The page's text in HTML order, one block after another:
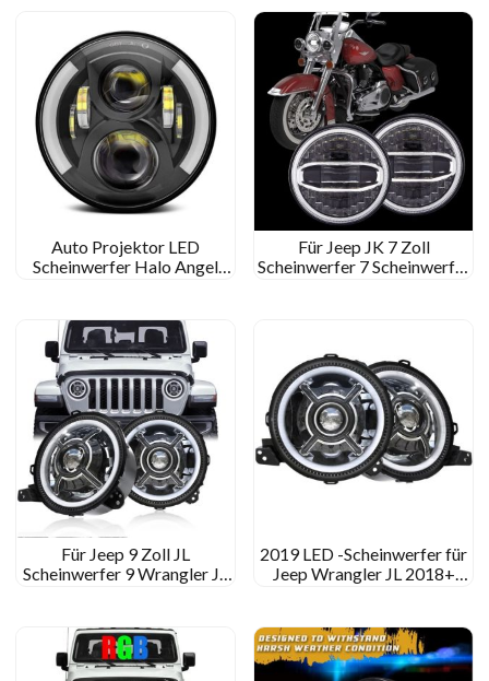
Motorradscheinwerfer 7”
Runde Scheinwerfer
Auto Projektor LED
Scheinwerfer Halo Angel
Motorrad 7” Runde LED -
Scheinwerfer
Für Jeep JK 7 Zoll
Scheinwerfer 7 Scheinwerfer
Für Jeep 9 Zoll JL
Scheinwerfer 9 Wrangler JL
2019 LED -Scheinwerfer für
Jeep Wrangler JL 2018+
Trunning Signal für Jeep JL